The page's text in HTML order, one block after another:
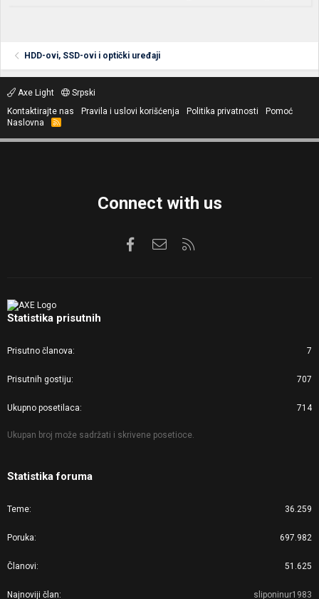
HDD-ovi, SSD-ovi i optički uređaji
Axe Light
Srpski
Kontaktirajte nas
Pravila i uslovi korišćenja Politika privatnosti
Pomoć
Naslovna
R
S
Connect with us
FacebookKontaktirajte nas
Statistika prisutnih
Prisutno članova 7
Prisutnih gostiju 707
Ukupno posetilaca 714
Ukupan broj može sadržati i skrivene posetioce.
Statistika foruma
Teme 36.259
Poruka 697.982
Članovi 51.625
Najnoviji član sliponinur1983